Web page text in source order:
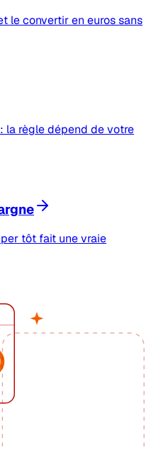
le convertir en euros sans
la règle dépend de votre
tôt fait une vraie